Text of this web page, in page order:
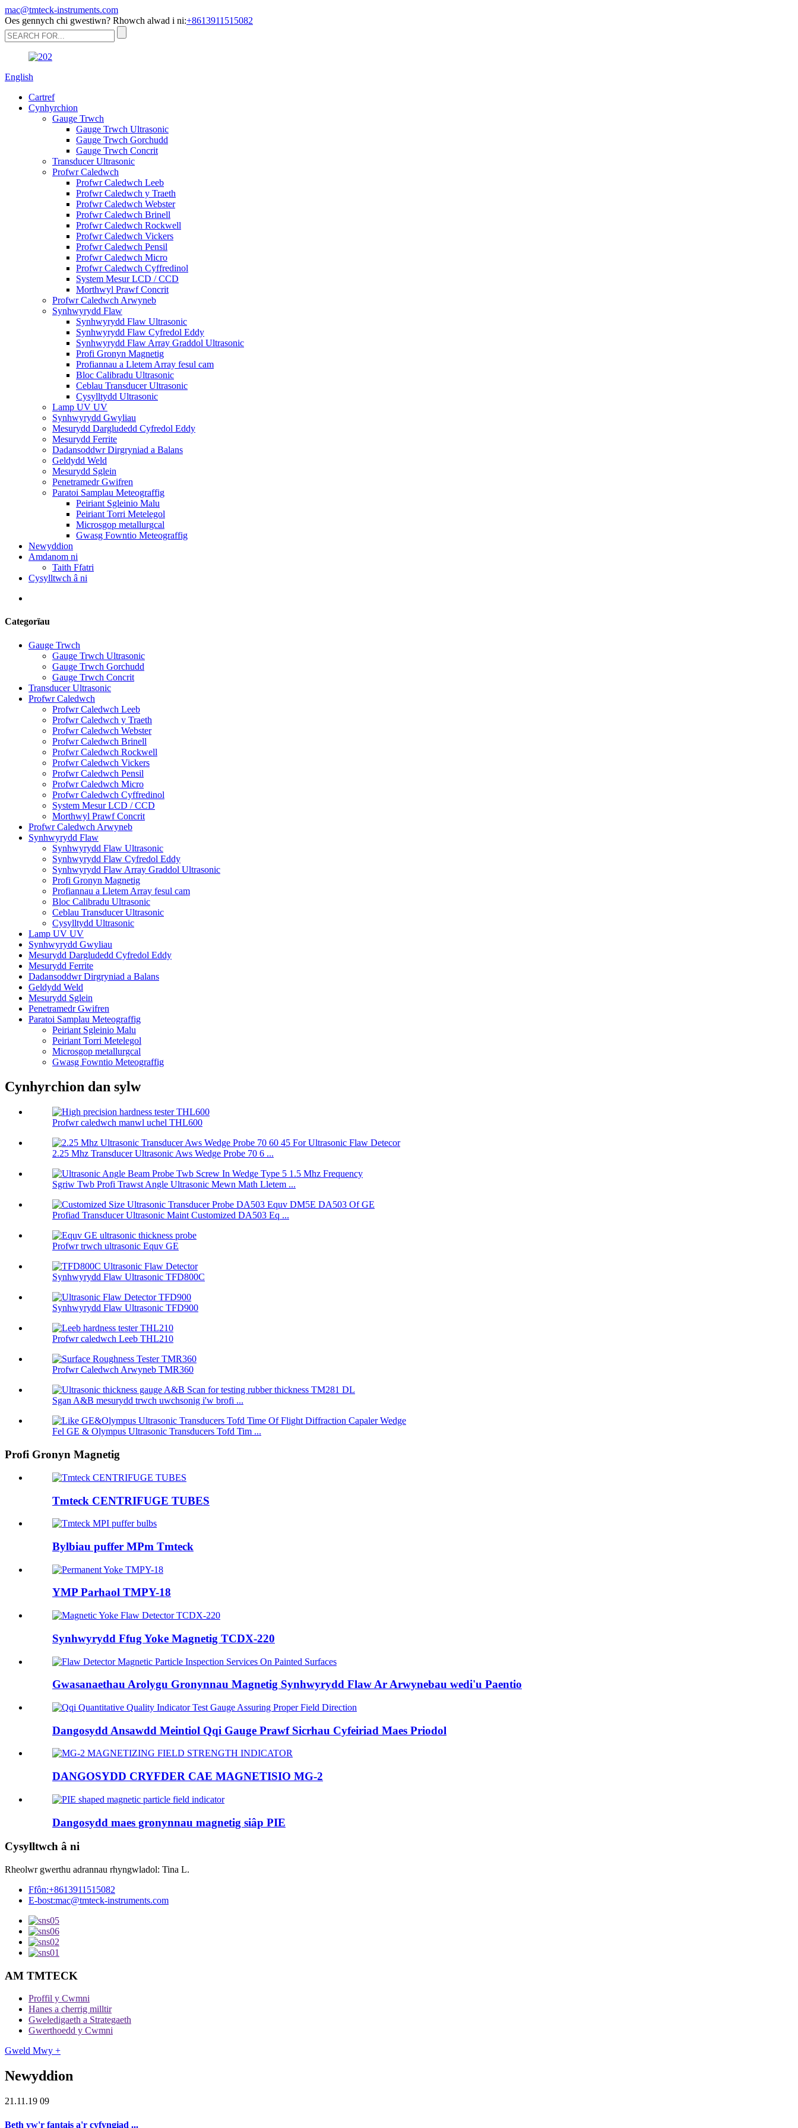
mac@tmteck-instruments.com
Oes gennych chi gwestiwn? Rhowch alwad i ni:+8613911515082
English
Cartref
Cynhyrchion
Gauge Trwch
Gauge Trwch Ultrasonic
Gauge Trwch Gorchudd
Gauge Trwch Concrit
Transducer Ultrasonic
Profwr Caledwch
Profwr Caledwch Leeb
Profwr Caledwch y Traeth
Profwr Caledwch Webster
Profwr Caledwch Brinell
Profwr Caledwch Rockwell
Profwr Caledwch Vickers
Profwr Caledwch Pensil
Profwr Caledwch Micro
Profwr Caledwch Cyffredinol
System Mesur LCD / CCD
Morthwyl Prawf Concrit
Profwr Caledwch Arwyneb
Synhwyrydd Flaw
Synhwyrydd Flaw Ultrasonic
Synhwyrydd Flaw Cyfredol Eddy
Synhwyrydd Flaw Array Graddol Ultrasonic
Profi Gronyn Magnetig
Profiannau a Lletem Array fesul cam
Bloc Calibradu Ultrasonic
Ceblau Transducer Ultrasonic
Cysylltydd Ultrasonic
Lamp UV UV
Synhwyrydd Gwyliau
Mesurydd Dargludedd Cyfredol Eddy
Mesurydd Ferrite
Dadansoddwr Dirgryniad a Balans
Geldydd Weld
Mesurydd Sglein
Penetramedr Gwifren
Paratoi Samplau Meteograffig
Peiriant Sgleinio Malu
Peiriant Torri Metelegol
Microsgop metallurgcal
Gwasg Fowntio Meteograffig
Newyddion
Amdanom ni
Taith Ffatri
Cysylltwch â ni
Categorïau
Gauge Trwch
Gauge Trwch Ultrasonic
Gauge Trwch Gorchudd
Gauge Trwch Concrit
Transducer Ultrasonic
Profwr Caledwch
Profwr Caledwch Leeb
Profwr Caledwch y Traeth
Profwr Caledwch Webster
Profwr Caledwch Brinell
Profwr Caledwch Rockwell
Profwr Caledwch Vickers
Profwr Caledwch Pensil
Profwr Caledwch Micro
Profwr Caledwch Cyffredinol
System Mesur LCD / CCD
Morthwyl Prawf Concrit
Profwr Caledwch Arwyneb
Synhwyrydd Flaw
Synhwyrydd Flaw Ultrasonic
Synhwyrydd Flaw Cyfredol Eddy
Synhwyrydd Flaw Array Graddol Ultrasonic
Profi Gronyn Magnetig
Profiannau a Lletem Array fesul cam
Bloc Calibradu Ultrasonic
Ceblau Transducer Ultrasonic
Cysylltydd Ultrasonic
Lamp UV UV
Synhwyrydd Gwyliau
Mesurydd Dargludedd Cyfredol Eddy
Mesurydd Ferrite
Dadansoddwr Dirgryniad a Balans
Geldydd Weld
Mesurydd Sglein
Penetramedr Gwifren
Paratoi Samplau Meteograffig
Peiriant Sgleinio Malu
Peiriant Torri Metelegol
Microsgop metallurgcal
Gwasg Fowntio Meteograffig
Cynhyrchion dan sylw
Profwr caledwch manwl uchel THL600
2.25 Mhz Transducer Ultrasonic Aws Wedge Probe 70 6 ...
Sgriw Twb Profi Trawst Angle Ultrasonic Mewn Math Lletem ...
Profiad Transducer Ultrasonic Maint Customized DA503 Eq ...
Profwr trwch ultrasonic Equv GE
Synhwyrydd Flaw Ultrasonic TFD800C
Synhwyrydd Flaw Ultrasonic TFD900
Profwr caledwch Leeb THL210
Profwr Caledwch Arwyneb TMR360
Sgan A&B mesurydd trwch uwchsonig i'w brofi ...
Fel GE & Olympus Ultrasonic Transducers Tofd Tim ...
Profi Gronyn Magnetig
Tmteck CENTRIFUGE TUBES
Bylbiau puffer MPm Tmteck
YMP Parhaol TMPY-18
Synhwyrydd Ffug Yoke Magnetig TCDX-220
Gwasanaethau Arolygu Gronynnau Magnetig Synhwyrydd Flaw Ar Arwynebau wedi'u Paentio
Dangosydd Ansawdd Meintiol Qqi Gauge Prawf Sicrhau Cyfeiriad Maes Priodol
DANGOSYDD CRYFDER CAE MAGNETISIO MG-2
Dangosydd maes gronynnau magnetig siâp PIE
Cysylltwch â ni
Rheolwr gwerthu adrannau rhyngwladol: Tina L.
Ffôn:+8613911515082
E-bost:mac@tmteck-instruments.com
AM TMTECK
Proffil y Cwmni
Hanes a cherrig milltir
Gweledigaeth a Strategaeth
Gwerthoedd y Cwmni
Gweld Mwy +
Newyddion
21.11.19 09
Beth yw'r fantais a'r cyfyngiad ...